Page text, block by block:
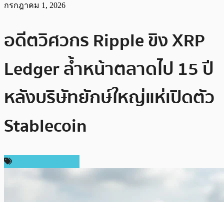
กรกฎาคม 1, 2026
อดีตวิศวกร Ripple ขิง XRP
Ledger ล้ำหน้าตลาดไป 15 ปี
หลังบริษัทยักษ์ใหญ่แห่เปิดตัว
Stablecoin